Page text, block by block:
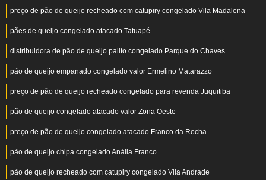
preço de pão de queijo recheado com catupiry congelado Vila Madalena
pães de queijo congelado atacado Tatuapé
distribuidora de pão de queijo palito congelado Parque do Chaves
pão de queijo empanado congelado valor Ermelino Matarazzo
preço de pão de queijo recheado congelado para revenda Juquitiba
pão de queijo congelado atacado valor Zona Oeste
preço de pão de queijo congelado atacado Franco da Rocha
pão de queijo chipa congelado Anália Franco
pão de queijo recheado com catupiry congelado Vila Andrade